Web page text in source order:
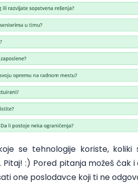
se tehnologije koriste,
:) Pored pitanja možeš čak
one poslodavce koji ti ne